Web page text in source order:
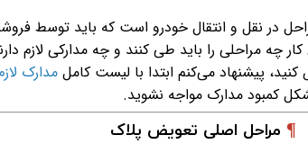
در نقل و انتقال خودرو است که باید توسط
چه مراحلی را باید طی کنند و چه مدارکی لازم
پیشنهاد می‌کنم ابتدا با لیست کامل مدارک
کمبود مدارک مواجه نشوید.
¶ مراحل اصلی تعویض پلاک